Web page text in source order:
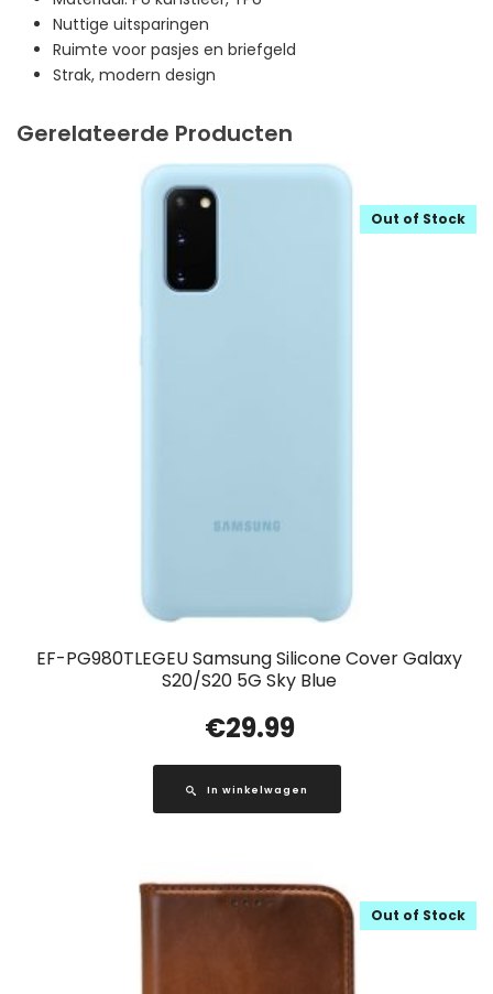
Nuttige uitsparingen
Ruimte voor pasjes en briefgeld
Strak, modern design
Gerelateerde Producten
EF-PG980TLEGEU Samsung Silicone Cover Galaxy
S20/S20 5G Sky Blue
Out of Stock
€29.99
In winkelwagen
Out of Stock